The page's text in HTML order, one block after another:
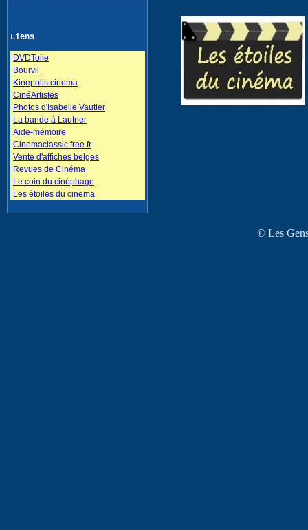
Liens
DVDToile
Bourvil
Kinepolis cinema
CinéArtistes
Photos d'Isabelle Vautier
La bande à Lautner
Aide-mémoire
Cinemaclassic.free.fr
Vente d'affiches belges
Revues de Cinéma
Le coin du cinéphage
Les étoiles du cinema
© Les